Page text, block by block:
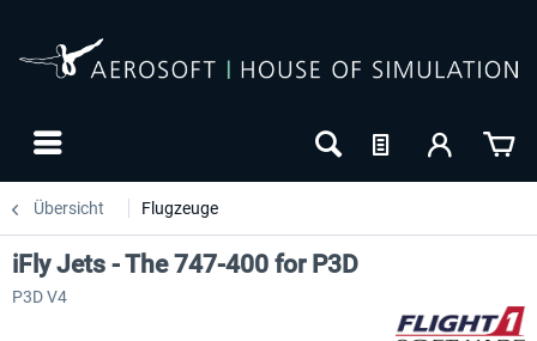
Übersicht Flugzeuge
iFly Jets - The 747-400 for P3D
P3D V4